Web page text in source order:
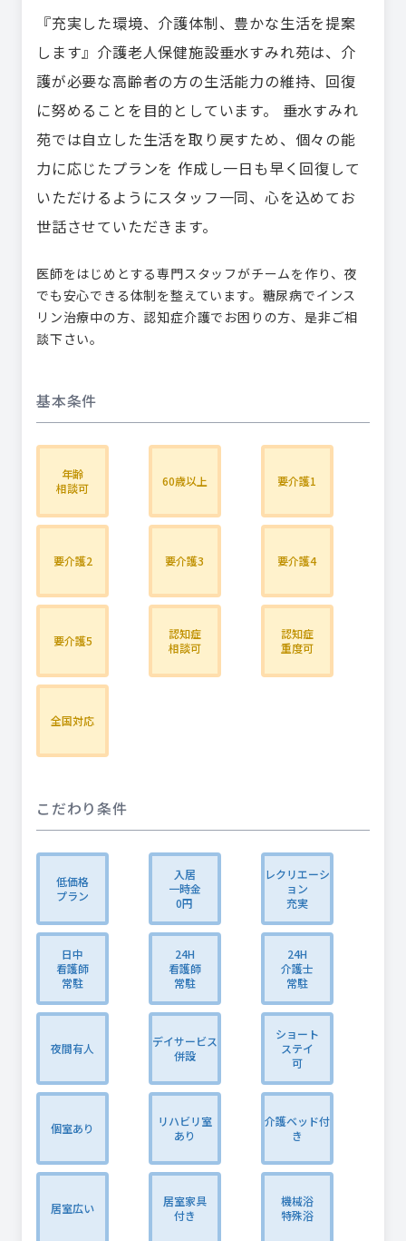
『充実した環境、介護体制、豊かな生活を提案
します』介護老人保健施設垂水すみれ苑は、介
護が必要な高齢者の方の生活能力の維持、回復
に努めることを目的としています。 垂水すみれ
苑では自立した生活を取り戻すため、個々の能
力に応じたプランを 作成し一日も早く回復して
いただけるようにスタッフ一同、心を込めてお
世話させていただきます。
医師をはじめとする専門スタッフがチームを作り、夜
でも安心できる体制を整えています。糖尿病でインス
リン治療中の方、認知症介護でお困りの方、是非ご相
談下さい。
基本条件
年齢
相談可
60歳以上 要介護1
要介護2 要介護3 要介護4
要介護5
認知症
相談可
認知症
重度可
全国対応
こだわり条件
低価格
プラン
入居
一時金
0円
レクリエーシ
ョン
充実
日中
看護師
常駐
24H
看護師
常駐
24H
介護士
常駐
夜間有人
デイサービス
併設
ショート
ステイ
可
個室あり
リハビリ室
あり
介護ベッド付
き
居室広い
居室家具
付き
機械浴
特殊浴